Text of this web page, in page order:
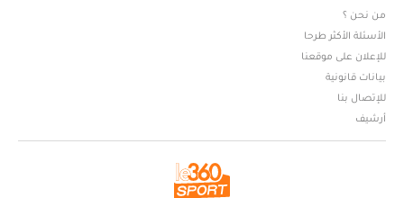
من نحن ؟
الأسئلة الأكثر طرحا
للإعلان على موقعنا
بيانات قانونية
للإتصال بنا
أرشيف